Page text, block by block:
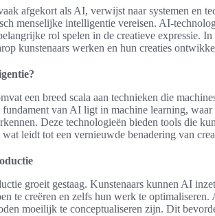
afgekort als AI, verwijst naar systemen en
menselijke intelligentie vereisen. AI-
rol spelen in de creatieve expressie.
kunstenaars werken en hun creaties
een breed scala aan technieken die
fundament van AI ligt in machine learning,
Deze technologieën bieden tools die
leidt tot een vernieuwde benadering van
groeit gestaag. Kunstenaars kunnen AI
te creëren en zelfs hun werk te
moeilijk te conceptualiseren zijn. Dit